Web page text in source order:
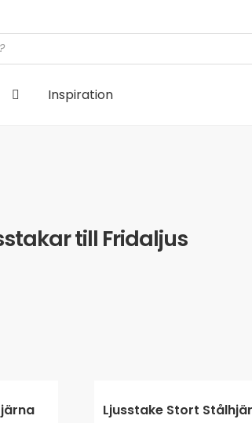
Inspiration
till Fridaljus
Ljusstake Stort